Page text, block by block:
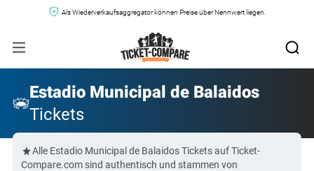
Als Wiederverkaufsaggregator können Preise über Nennwert liegen.
Estadio Municipal de Balaidos
Tickets
Alle Estadio Municipal de Balaidos Tickets auf Ticket-
Compare.com sind authentisch und stammen von